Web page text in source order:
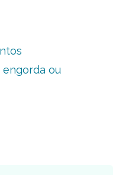
engorda ou